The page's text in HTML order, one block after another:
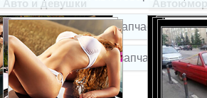
Avtostar, магазин автозапчастей
Broparts, магазин автозапчастей
Broparts, магазин автозапчастей Юго-
Авто и девушки Автоюмор